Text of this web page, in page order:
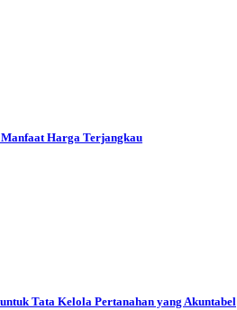
Harga Terjangkau
Tata Kelola Pertanahan yang Akuntabel